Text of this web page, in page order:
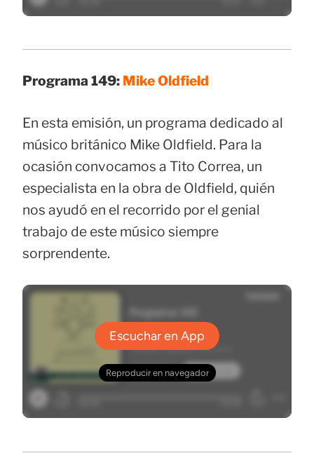
Programa 149: Mike Oldfield
En esta emisión, un programa dedicado al
músico británico Mike Oldfield. Para la
ocasión convocamos a Tito Correa, un
especialista en la obra de Oldfield, quién
nos ayudó en el recorrido por el genial
trabajo de este músico siempre
sorprendente.